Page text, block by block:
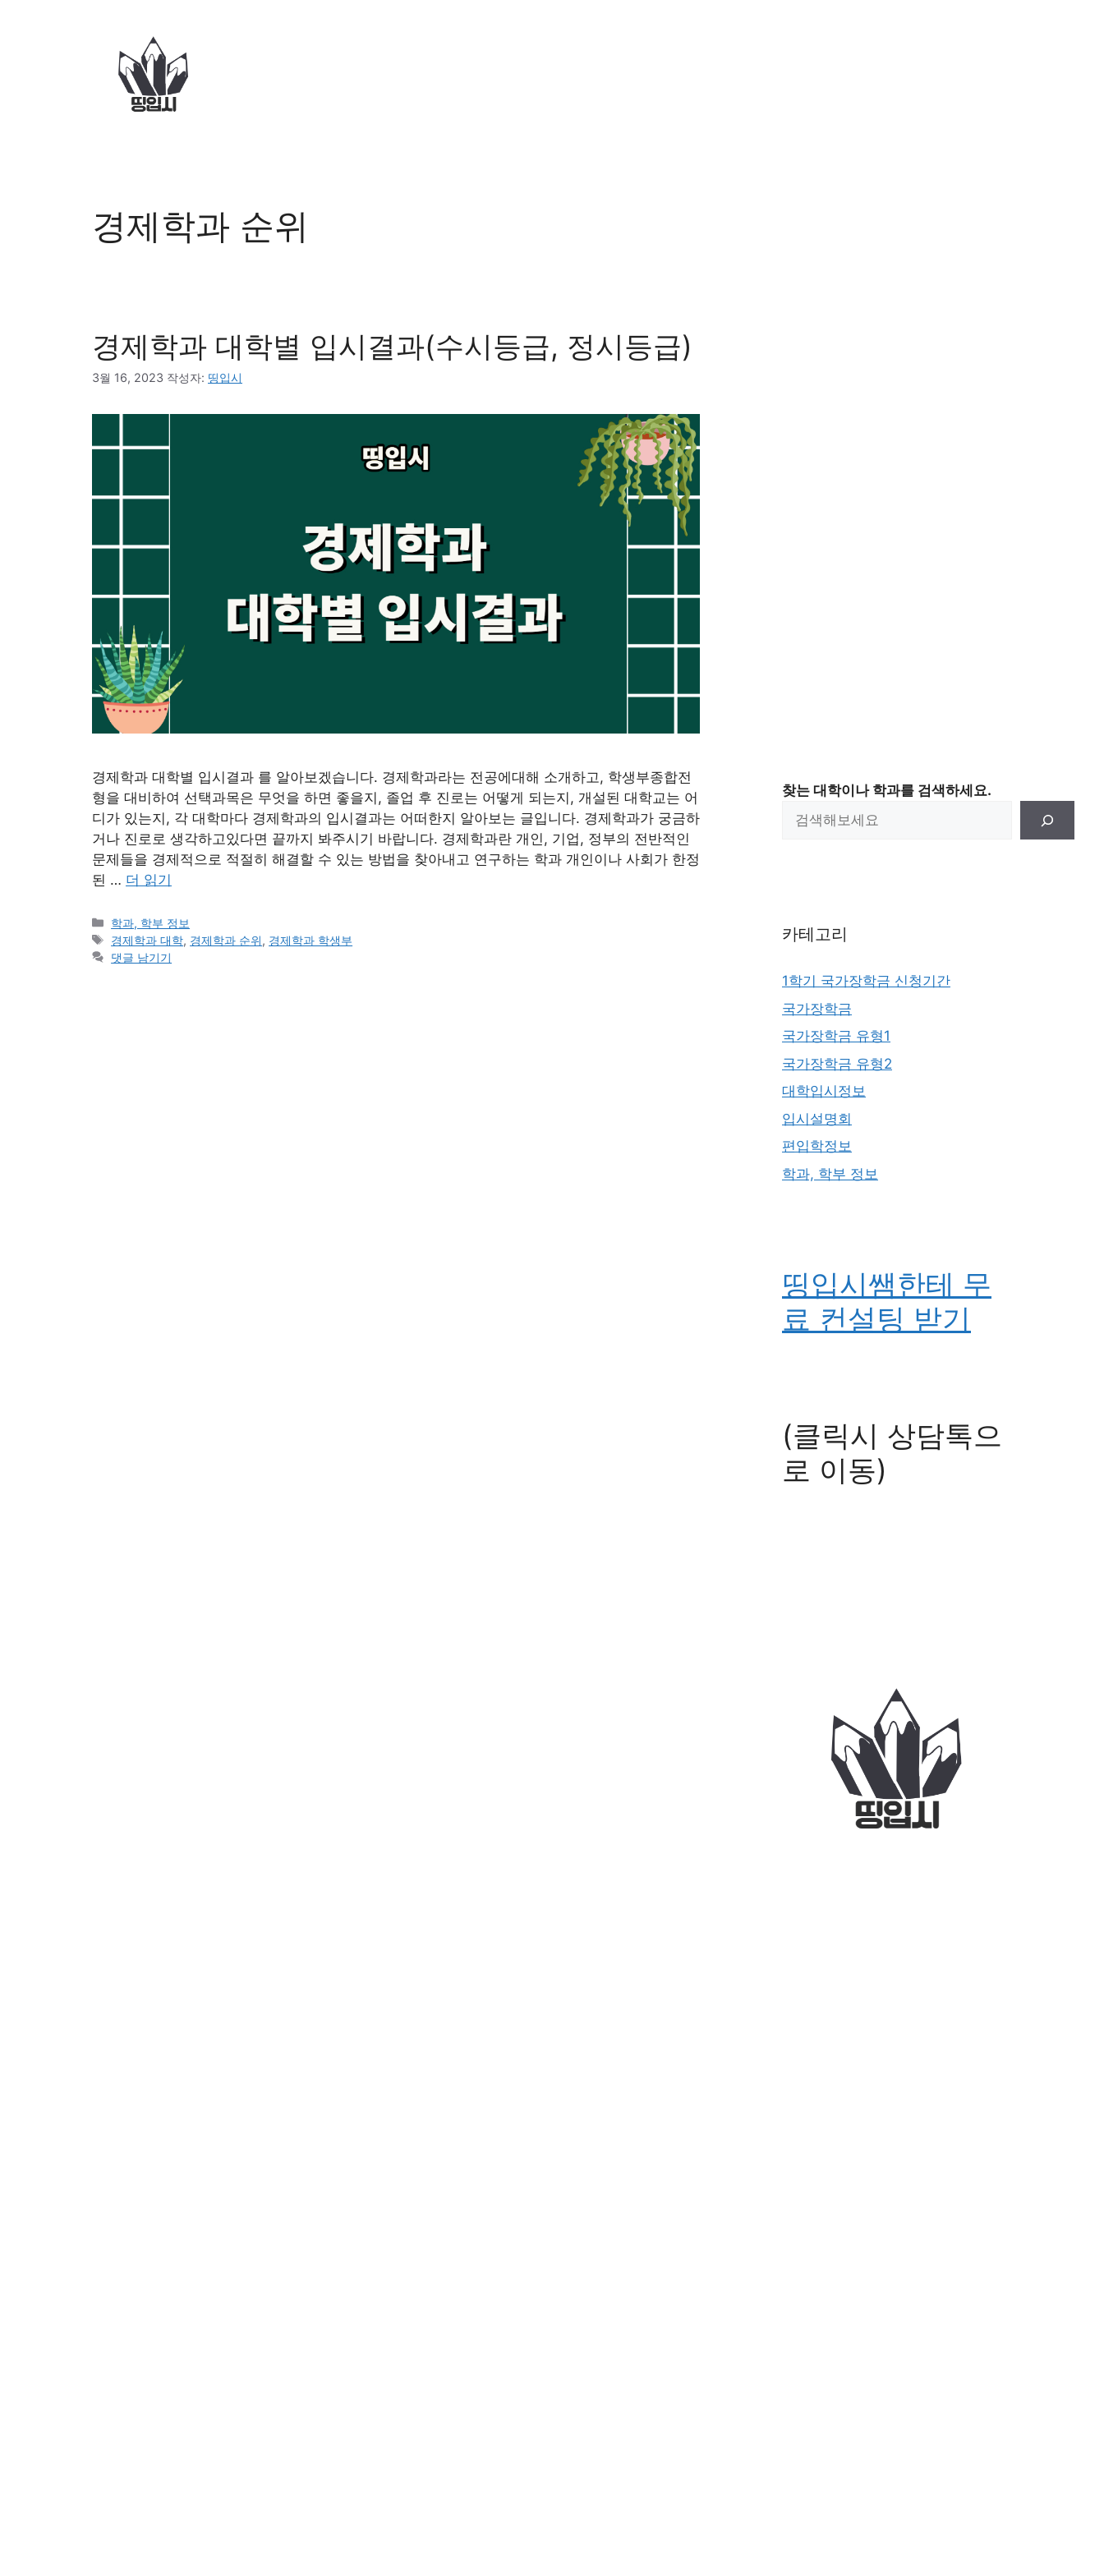
경제학과 순위
경제학과 대학별 입시결과(수시등급, 정시등급)
3월 16, 2023 작성자: 띵입시
경제학과 대학별 입시결과 를 알아보겠습니다. 경제학과라는 전공에대해 소개하고, 학생부종합전
형을 대비하여 선택과목은 무엇을 하면 좋을지, 졸업 후 진로는 어떻게 되는지, 개설된 대학교는 어
디가 있는지, 각 대학마다 경제학과의 입시결과는 어떠한지 알아보는 글입니다. 경제학과가 궁금하
거나 진로로 생각하고있다면 끝까지 봐주시기 바랍니다. 경제학과란 개인, 기업, 정부의 전반적인
문제들을 경제적으로 적절히 해결할 수 있는 방법을 찾아내고 연구하는 학과 개인이나 사회가 한정
된 … 더 읽기
카
테
고
학과, 학부 정보
태
그
경제학과 대학, 경제학과 순위, 경제학과 학생부
댓글 남기기
찾는 대학이나 학과를 검색하세요.
카테고리
1학기 국가장학금 신청기간
국가장학금
국가장학금 유형1
국가장학금 유형2
대학입시정보
입시설명회
편입학정보
학과, 학부 정보
띵입시쌤한테 무
료 컨설팅 받기
(클릭시 상담톡으
로 이동)